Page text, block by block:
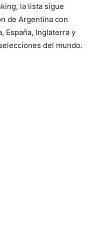
la lista sigue
de Argentina con
España, Inglaterra y
del mundo.